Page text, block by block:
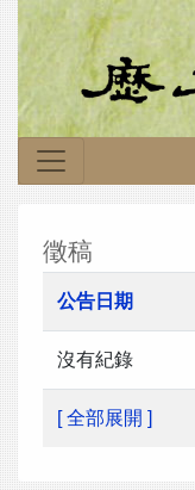
徵稿
公告日期
沒有紀錄
[ 全部展開 ]